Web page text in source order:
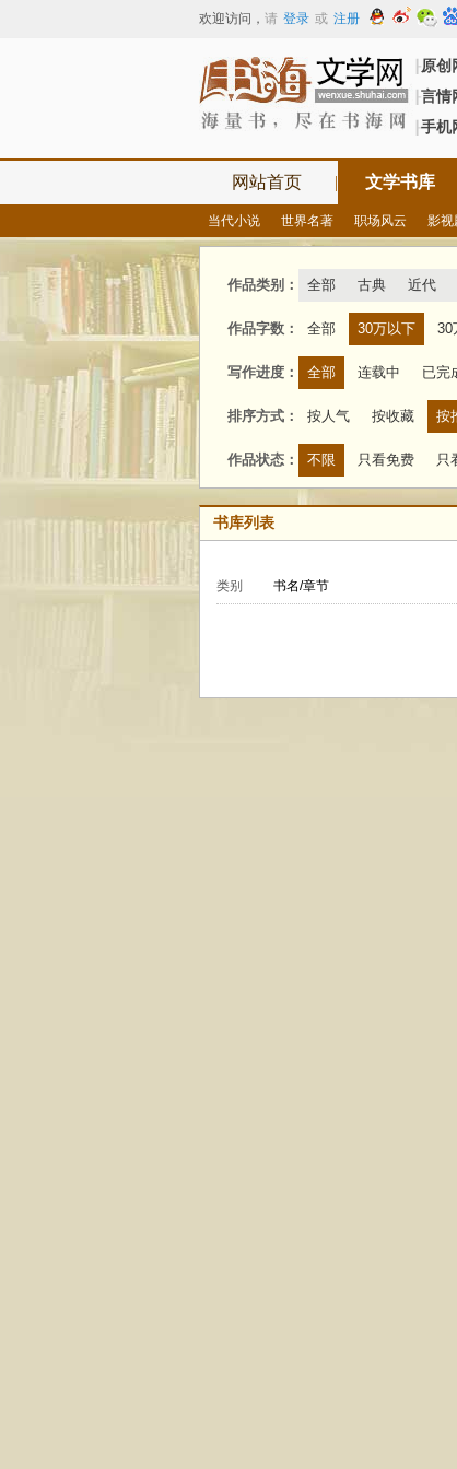
欢迎访问 ， 请 登录 或 注册
┠原创
┠言情
┠手机
网站首页 | 文学书库
当代小说 世界名著 职场风云 影视
作品类别： 全部 古典 近代
作品字数： 全部 30万以下 30
写作进度： 全部 连载中 已完
排序方式： 按人气 按收藏 按
作品状态： 不限 只看免费 只
书库列表
类别 书名/章节